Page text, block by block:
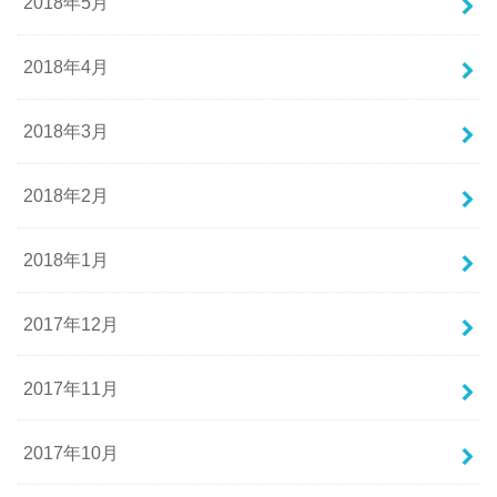
2018年4月
2018年3月
2018年2月
2018年1月
2017年12月
2017年11月
2017年10月